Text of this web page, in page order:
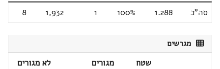
סה"כ 1.288
100%
1
1,932
8
מגרשים
שטח
מגורים
לא מגורים